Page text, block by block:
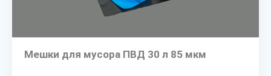
Мешки для мусора ПВД 30 л 85 мкм